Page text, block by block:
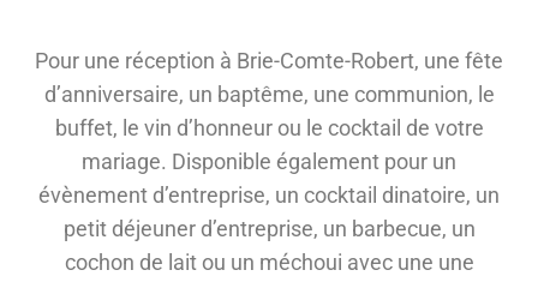
Pour une réception à Brie-Comte-Robert, une fête
d’anniversaire, un baptême, une communion, le
buffet, le vin d’honneur ou le cocktail de votre
mariage. Disponible également pour un
évènement d’entreprise, un cocktail dinatoire, un
petit déjeuner d’entreprise, un barbecue, un
cochon de lait ou un méchoui avec une une